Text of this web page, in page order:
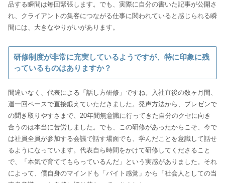
品する瞬間は毎回緊張します。でも、実際に自分の書いた記事が公開さ
れ、クライアントの集客につながる仕事に関われていると感じられる瞬
間には、大きなやりがいがあります。
研修制度が非常に充実しているようですが、特に印象に残
っているものはありますか？
間違いなく、代表による「話し方研修」ですね。入社直後の数ヶ月間、
週一回ペースで直接鍛えていただきました。発声方法から、プレゼンで
の聞き取りやすさまで、20年間無意識に行ってきた自分のクセに向き
合うのは本当に苦労しました。でも、この研修があったからこそ、今で
は社員全員が参加する会議で話す場面でも、学んだことを意識して話せ
るようになっています。代表自ら時間をかけて研修してくださること
で、「本気で育ててもらっているんだ」という実感がありました。それ
によって、僕自身のマインドも「バイト感覚」から「社会人としての当